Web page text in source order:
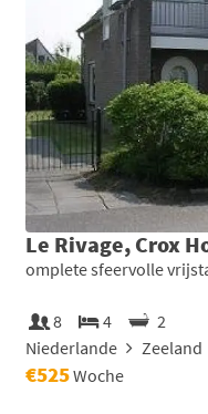
Le Rivage, Crox
omplete sfeervolle
8 4
2
Niederlande
Zeeland
€525Woche